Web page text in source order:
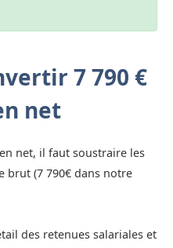
7 790 €
net
net, il faut soustraire les
brut (7 790€ dans notre
des retenues salariales et